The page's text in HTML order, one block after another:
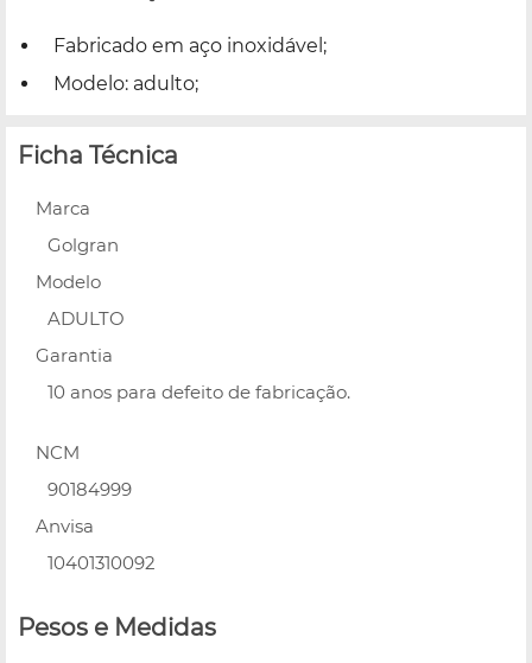
Fabricado em aço inoxidável;
Modelo: adulto;
Ficha Técnica
Marca
Golgran
Modelo
ADULTO
Garantia
10 anos para defeito de fabricação.
NCM
90184999
Anvisa
10401310092
Pesos e Medidas